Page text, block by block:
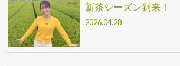
新茶シーズン到来！
2026.04.28